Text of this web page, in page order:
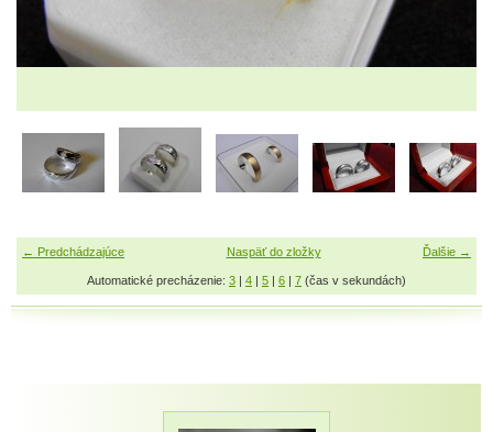
← Predchádzajúce Ďalšie →
Naspäť do zložky
Automatické precházenie: 3 4 5 6 7 (čas v sekundách)